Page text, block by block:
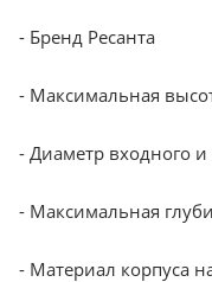
- Бренд Ресанта
- Максимальная
- Диаметр входного
- Максимальная
- Материал корпуса